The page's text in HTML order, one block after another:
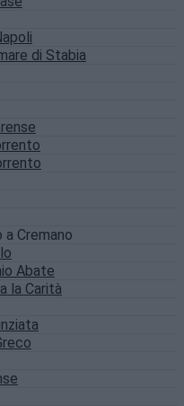
di Stabia
a Cremano
Abate
la Carità